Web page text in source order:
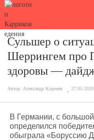
Сульшер о
Шеррингем про
здоровы —
Автор: Александр Коренев 27.05.2020
В Германии, с
определился
обыграла «Боруссию